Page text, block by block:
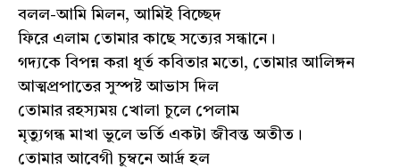
বলল-আমি মিলন, আমিই বিচ্ছেদ
ফিরে এলাম তোমার কাছে সত্যের সন্ধানে।
গদ্যকে বিপন্ন করা ধূর্ত কবিতার মতো, তোমার আলিঙ্গন
আত্মপ্রপাতের সুস্পষ্ট আভাস দিল
তোমার রহস্যময় খোলা চুলে পেলাম
মৃত্যুগন্ধ মাখা ভুলে ভর্তি একটা জীবন্ত অতীত।
তোমার আবেগী চুম্বনে আর্দ্র হল